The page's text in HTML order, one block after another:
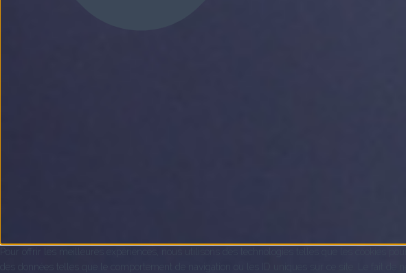
Pour offrir les meilleures expériences, nous utilisons des technologies telles que les cookies
des données telles que le comportement de navigation ou les ID uniques sur ce site. Le fait